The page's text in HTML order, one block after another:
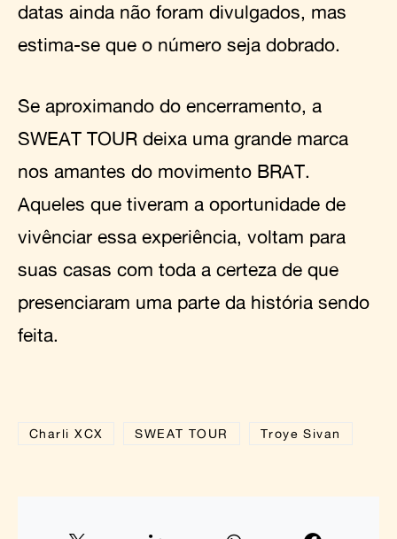
datas ainda não foram divulgados, mas
estima-se que o número seja dobrado.
Se aproximando do encerramento, a
SWEAT TOUR deixa uma grande marca
nos amantes do movimento BRAT.
Aqueles que tiveram a oportunidade de
vivênciar essa experiência, voltam para
suas casas com toda a certeza de que
presenciaram uma parte da história sendo
feita.
Charli XCX SWEAT TOUR Troye Sivan